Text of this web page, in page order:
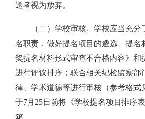
送者视为放弃。
（二）学校审核。学校应当充分
名职责，做好提名项目的遴选、提
奖提名材料形式审查不合格内容》
进行评议排序；联合相关纪检监察
律、学术道德等进行审核（参考格
于7月25日前将《学校提名项目排序
箱。